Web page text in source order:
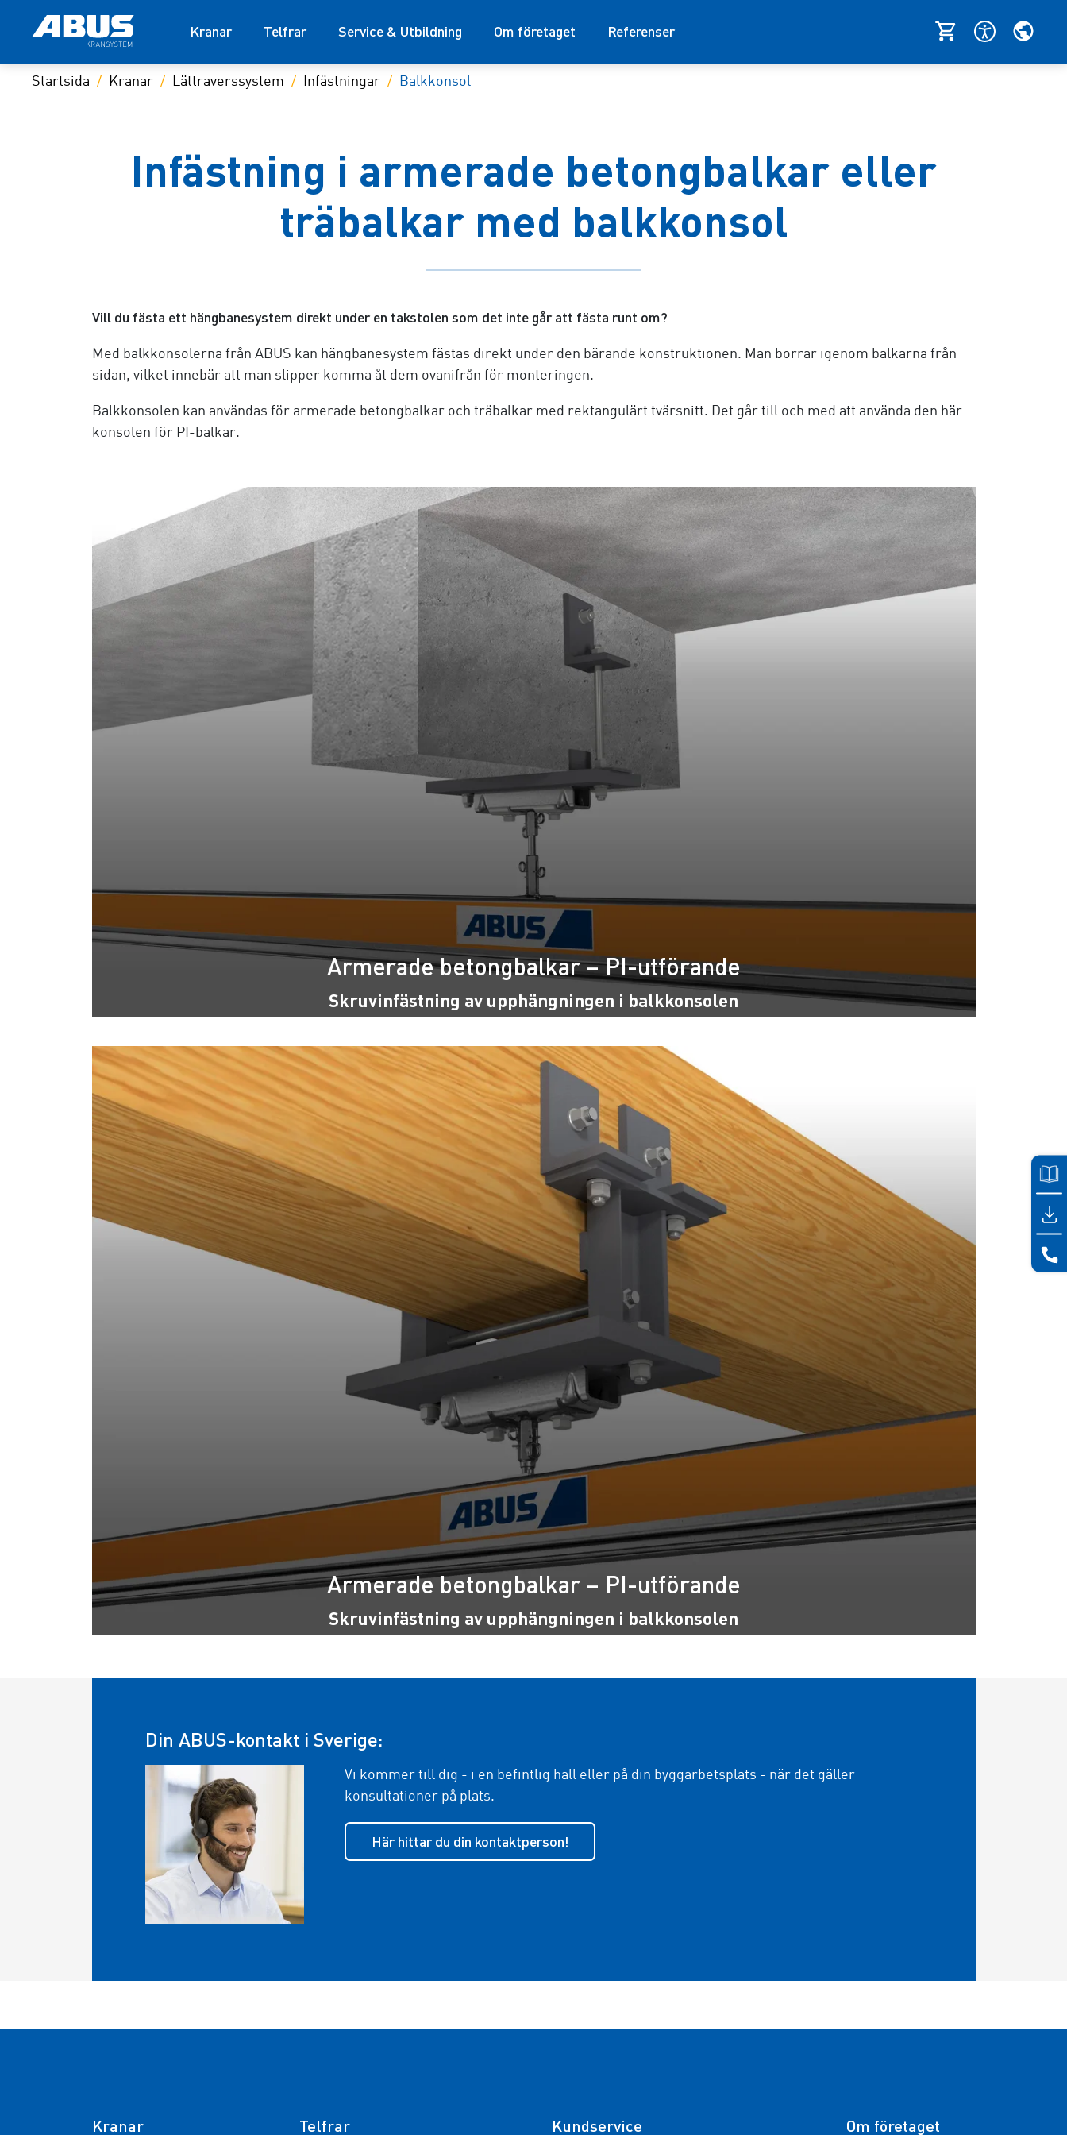
Kranar Telfrar Service & Utbildning Om företaget Referenser
Startsida Kranar Lättraverssystem Infästningar Balkkonsol
Infästning i armerade betongbalkar eller
träbalkar med balkkonsol
Vill du fästa ett hängbanesystem direkt under en takstolen som det inte går att fästa runt om?
Med balkkonsolerna från ABUS kan hängbanesystem fästas direkt under den bärande konstruktionen. Man borrar igenom balkarna från
sidan, vilket innebär att man slipper komma åt dem ovanifrån för monteringen.
Balkkonsolen kan användas för armerade betongbalkar och träbalkar med rektangulärt tvärsnitt. Det går till och med att använda den här
konsolen för PI-balkar.
Armerade betongbalkar – PI-utförande
Skruvinfästning av upphängningen i balkkonsolen
Armerade betongbalkar – PI-utförande
Skruvinfästning av upphängningen i balkkonsolen
Din ABUS-kontakt i Sverige:
Vi kommer till dig - i en befintlig hall eller på din byggarbetsplats - när det gäller
konsultationer på plats.
Här hittar du din kontaktperson!
Kranar Telfrar Kundservice Om företaget